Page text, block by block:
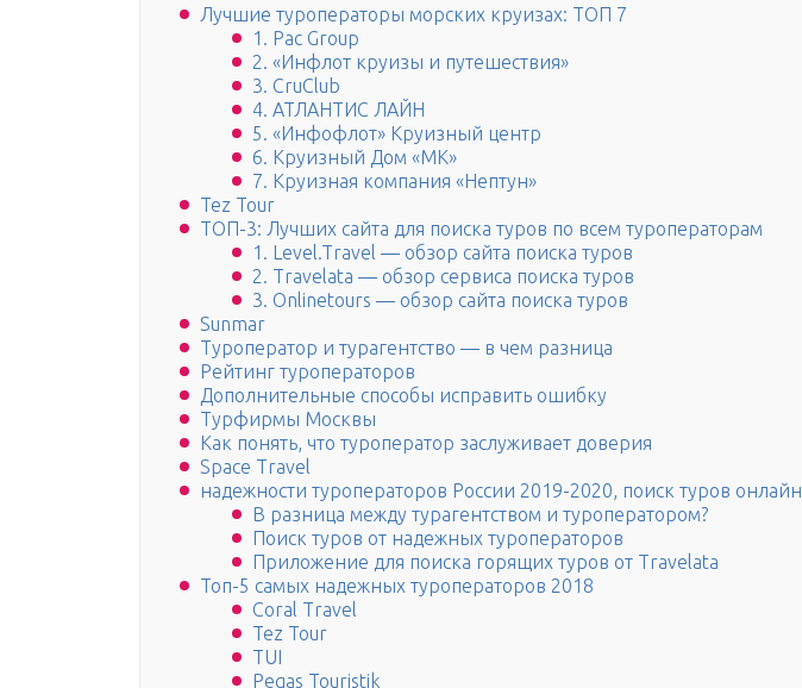
Лучшие туроператоры морских круизах: ТОП 7
1. Pac Group
2. «Инфлот круизы и путешествия»
3. CruClub
4. АТЛАНТИС ЛАЙН
5. «Инфофлот» Круизный центр
6. Круизный Дом «МК»
7. Круизная компания «Нептун»
Tez Tour
ТОП-3: Лучших сайта для поиска туров по всем туроператорам
1. Level.Travel — обзор сайта поиска туров
2. Travelata — обзор сервиса поиска туров
3. Onlinetours — обзор сайта поиска туров
Sunmar
Туроператор и турагентство — в чем разница
Рейтинг туроператоров
Дополнительные способы исправить ошибку
Турфирмы Москвы
Как понять, что туроператор заслуживает доверия
Space Travel
надежности туроператоров России 2019-2020, поиск туров онлайн
В разница между турагентством и туроператором?
Поиск туров от надежных туроператоров
Приложение для поиска горящих туров от Travelata
Топ-5 самых надежных туроператоров 2018
Coral Travel
Tez Tour
TUI
Pegas Touristik